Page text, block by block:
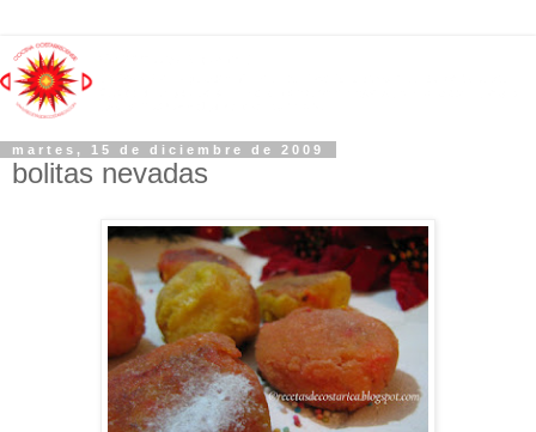
martes, 15 de diciembre de 2009
bolitas nevadas